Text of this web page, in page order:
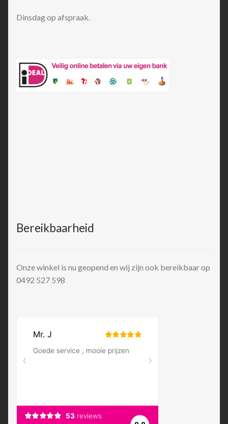
Dinsdag op afspraak.
Bereikbaarheid
Onze winkel is nu geopend en wij zijn ook bereikbaar op
0492 527 598